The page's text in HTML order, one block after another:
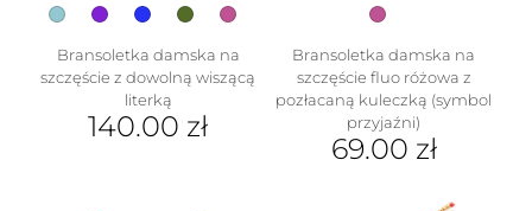
Bransoletka damska na
szczęście z dowolną wiszącą
literką
140.00 zł
Bransoletka damska na
szczęście fluo różowa z
pozłacaną kuleczką (symbol
przyjaźni)
69.00 zł